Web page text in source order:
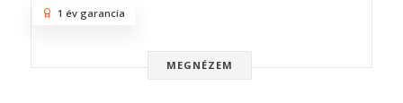
MEGNÉZEM
1 év garancia